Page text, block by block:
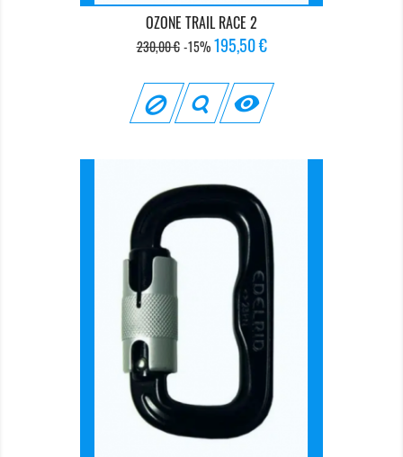
OZONE TRAIL RACE 2
Prix
base
230,00 € -15% Prix
195,50 €
